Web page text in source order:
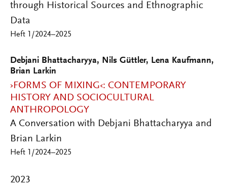
through Historical Sources and Ethnographic
Data
Heft 1/2024–2025
Debjani Bhattacharyya, Nils Güttler, Lena Kaufmann,
Brian Larkin
›FORMS OF MIXING‹: CONTEMPORARY
HISTORY AND SOCIOCULTURAL
ANTHROPOLOGY
A Conversation with Debjani Bhattacharyya and
Brian Larkin
Heft 1/2024–2025
2023